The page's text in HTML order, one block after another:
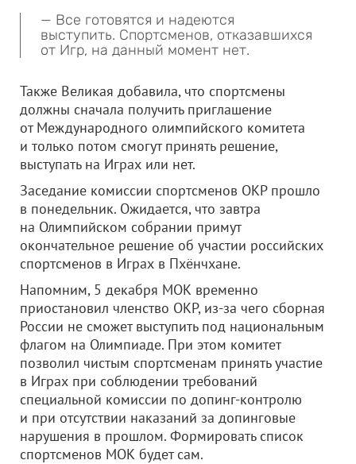
— Все готовятся и надеются
выступить. Спортсменов, отказавшихся
от Игр, на данный момент нет.
Также Великая добавила, что спортсмены
должны сначала получить приглашение
от Международного олимпийского комитета
и только потом смогут принять решение,
выступать на Играх или нет.
Заседание комиссии спортсменов ОКР прошло
в понедельник. Ожидается, что завтра
на Олимпийском собрании примут
окончательное решение об участии российских
спортсменов в Играх в Пхёнчхане.
Напомним, 5 декабря МОК временно
приостановил членство ОКР, из-за чего сборная
России не сможет выступить под национальным
флагом на Олимпиаде. При этом комитет
позволил чистым спортсменам принять участие
в Играх при соблюдении требований
специальной комиссии по допинг-контролю
и при отсутствии наказаний за допинговые
нарушения в прошлом. Формировать список
спортсменов МОК будет сам.